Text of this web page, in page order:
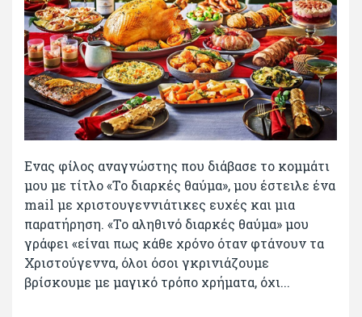
Ενας φίλος αναγνώστης που διάβασε το κομμάτι
μου με τίτλο «Το διαρκές θαύμα», μου έστειλε ένα
mail με χριστουγεννιάτικες ευχές και μια
παρατήρηση. «Το αληθινό διαρκές θαύμα» μου
γράφει «είναι πως κάθε χρόνο όταν φτάνουν τα
Χριστούγεννα, όλοι όσοι γκρινιάζουμε
βρίσκουμε με μαγικό τρόπο χρήματα, όχι...